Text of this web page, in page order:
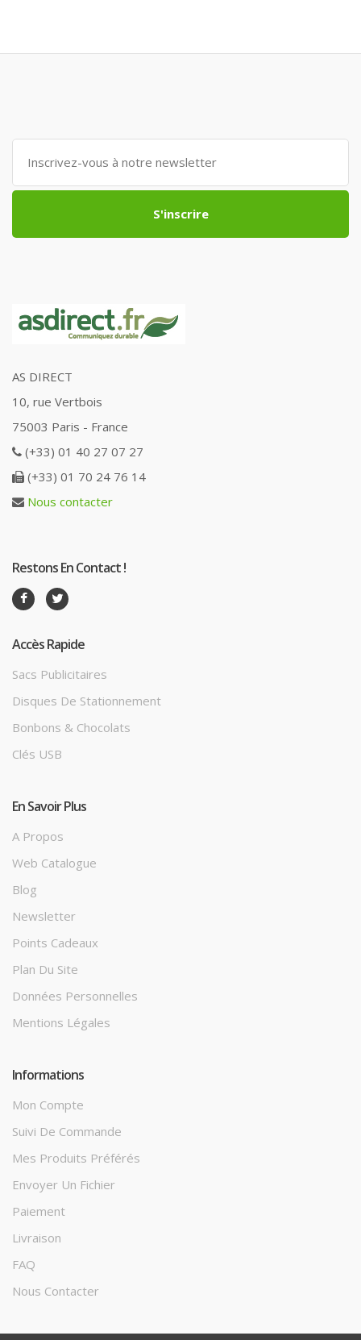
S'inscrire
AS DIRECT
10, rue Vertbois
75003 Paris - France
(+33) 01 40 27 07 27
(+33) 01 70 24 76 14
Nous contacter
Restons En Contact !
Accès Rapide
Sacs Publicitaires
Disques De Stationnement
Bonbons & Chocolats
Clés USB
En Savoir Plus
A Propos
Web Catalogue
Blog
Newsletter
Points Cadeaux
Plan Du Site
Données Personnelles
Mentions Légales
Informations
Mon Compte
Suivi De Commande
Mes Produits Préférés
Envoyer Un Fichier
Paiement
Livraison
FAQ
Nous Contacter